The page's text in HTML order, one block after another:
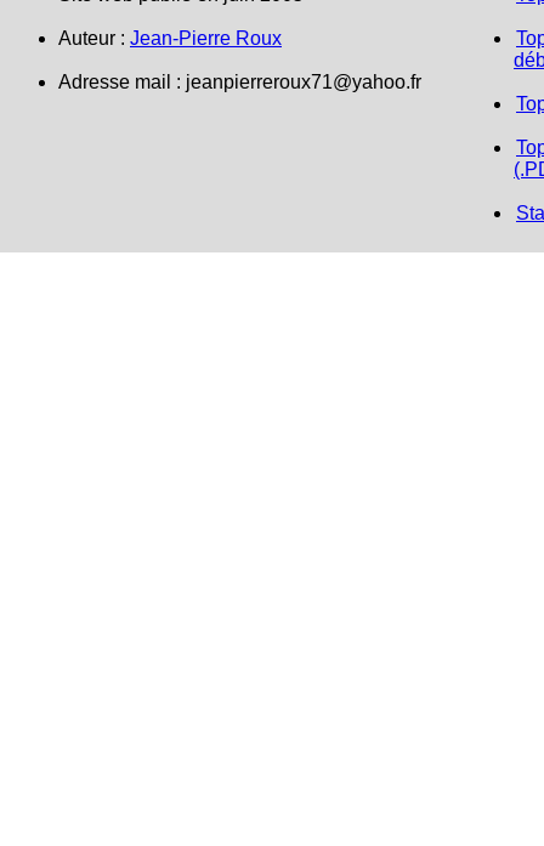
Auteur : Jean-Pierre Roux
Adresse mail : jeanpierreroux71@yahoo.fr